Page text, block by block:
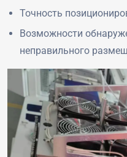
Точность
Возможности
неправильного